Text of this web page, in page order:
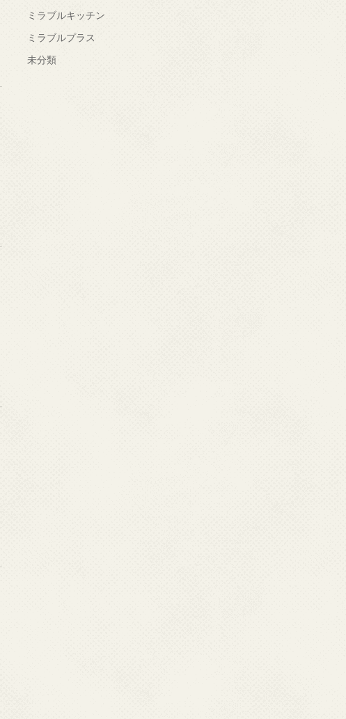
ミラブルキッチン
ミラブルプラス
未分類